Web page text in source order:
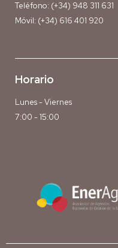
Teléfono: (+34) 948 311 631
Móvil: (+34) 616 401 920
Horario
Lunes - Viernes
7:00 - 15:00